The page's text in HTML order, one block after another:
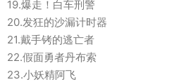
19.爆走！白车刑警
20.发狂的沙漏计时器
21.戴手铐的逃亡者
22.假面勇者丹布索
23.小妖精阿飞